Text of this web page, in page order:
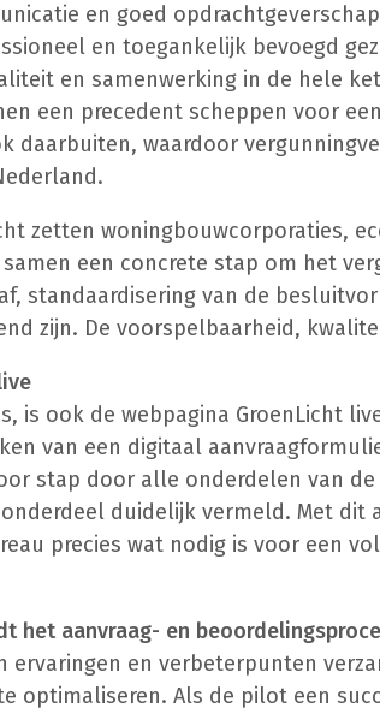
en goed
en toegankelijk bevoegd
en samenwerking in de hele
een precedent scheppen voor
daarbuiten, waardoor
zetten woningbouwcorporaties,
een concrete stap om het
standaardisering van de
zijn. De voorspelbaarheid,
is ook de webpagina GroenLicht
van een digitaal
stap door alle onderdelen van
duidelijk vermeld. Met dit
precies wat nodig is voor een
het aanvraag- en
en verbeterpunten
optimaliseren. Als de pilot een